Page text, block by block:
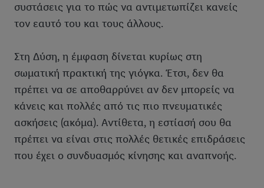
συστάσεις για το πώς να αντιμετωπίζει κανείς
τον εαυτό του και τους άλλους.
Στη Δύση, η έμφαση δίνεται κυρίως στη
σωματική πρακτική της γιόγκα. Έτσι, δεν θα
πρέπει να σε αποθαρρύνει αν δεν μπορείς να
κάνεις και πολλές από τις πιο πνευματικές
ασκήσεις (ακόμα). Αντίθετα, η εστίασή σου θα
πρέπει να είναι στις πολλές θετικές επιδράσεις
που έχει ο συνδυασμός κίνησης και αναπνοής.